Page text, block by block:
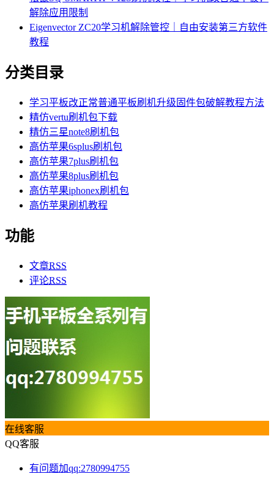
解除应用限制
Eigenvector ZC20学习机解除管控｜自由安装第三方软件
教程
分类目录
学习平板改正常普通平板刷机升级固件包破解教程方法
精仿vertu刷机包下载
精仿三星note8刷机包
高仿苹果6splus刷机包
高仿苹果7plus刷机包
高仿苹果8plus刷机包
高仿苹果iphonex刷机包
高仿苹果刷机教程
功能
文章RSS
评论RSS
在线客服
QQ客服
有问题加qq:2780994755